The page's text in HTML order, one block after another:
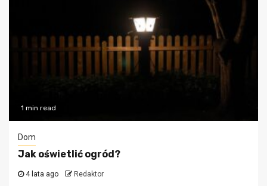
1 min read
Dom
Jak oświetlić ogród?
4 lata ago Redaktor